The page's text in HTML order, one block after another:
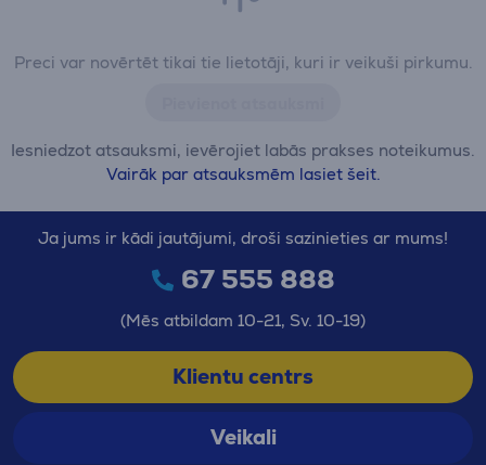
Preci var novērtēt tikai tie lietotāji, kuri ir veikuši pirkumu.
Iesniedzot atsauksmi, ievērojiet labās prakses noteikumus.
Vairāk par atsauksmēm lasiet šeit.
Ja jums ir kādi jautājumi, droši sazinieties ar mums!
67 555 888
(Mēs atbildam 10-21, Sv. 10-19)
Klientu centrs
Veikali